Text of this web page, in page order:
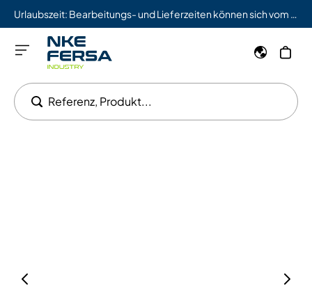
Referenz, Produkt...